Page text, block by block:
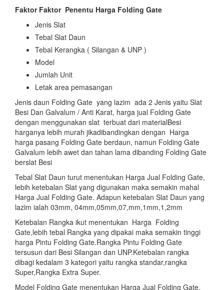
Faktor Faktor Penentu Harga Folding Gate
Jenis Slat
Tebal Slat Daun
Tebal Kerangka ( Silangan & UNP )
Model
Jumlah Unit
Letak area pemasangan
Jenis daun Folding Gate yang lazim ada 2 Jenis yaitu Slat
Besi Dan Galvalum / Anti Karat, harga jual Folding Gate
dengan menggunakan slat terbuat dari materialBesi
harganya lebih murah jikadibandingkan dengan Harga
harga pasang Folding Gate berdaun, namun Folding Gate
Galvalum lebih awet dan tahan lama dibanding Folding Gate
berslat Besi
Tebal Slat Daun turut menentukan Harga Jual Folding Gate,
lebih ketebalan Slat yang digunakan maka semakin mahal
Harga Jual Folding Gate. Adapun ketebalan Slat Daun yang
lazim ialah 03mm, 04mm,05mm,07,mm,1mm,1,2mm
Ketebalan Rangka ikut menentukan Harga Folding
Gate,lebih tebal Rangka yang dipakai maka semakin tinggi
harga Pintu Folding Gate.Rangka Pintu Folding Gate
tersusun dari Besi Silangan dan UNP.Ketebalan rangka
dibagi kedalam 3 kategori yaitu rangka standar,rangka
Super,Rangka Extra Super.
Model Folding Gate menentukan Harga Jual Folding Gate,